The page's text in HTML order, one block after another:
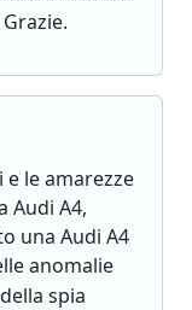
le amarezze
Audi A4,
una Audi A4
anomalie
spia